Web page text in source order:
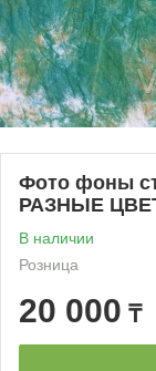
Фото фоны
РАЗНЫЕ
В наличии
Розница
20 000 ₸